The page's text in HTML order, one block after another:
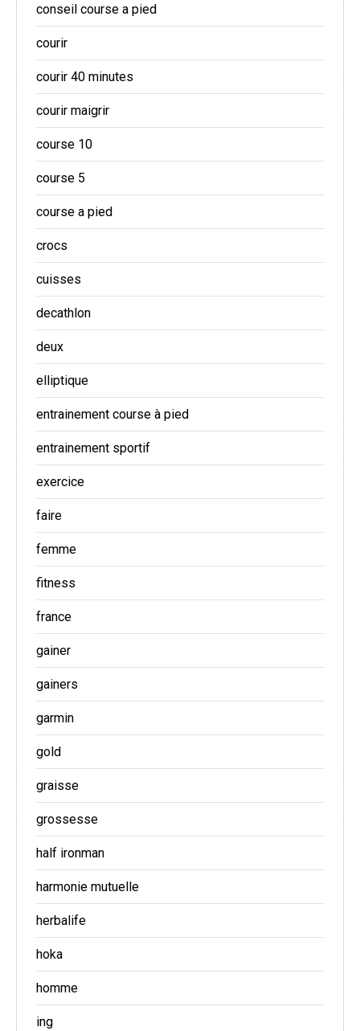
conseil course a pied
courir
courir 40 minutes
courir maigrir
course 10
course 5
course a pied
crocs
cuisses
decathlon
deux
elliptique
entrainement course à pied
entrainement sportif
exercice
faire
femme
fitness
france
gainer
gainers
garmin
gold
graisse
grossesse
half ironman
harmonie mutuelle
herbalife
hoka
homme
ing